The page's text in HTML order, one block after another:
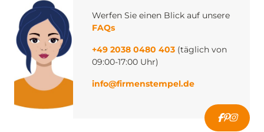
Werfen Sie einen Blick auf unsere
FAQs
+49 2038 0480 403 (täglich von
09:00-17:00 Uhr)
info@firmenstempel.de